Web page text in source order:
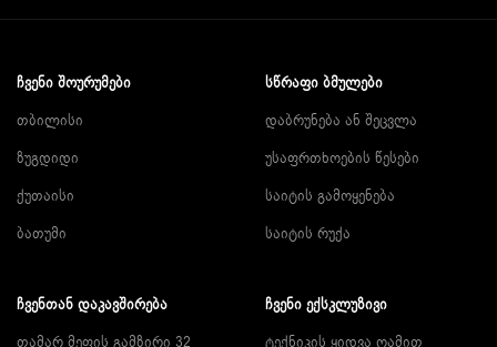
ᲩᲕᲔᲜᲘ ᲨᲝᲣᲠᲣᲛᲔᲑᲘ
თბილისი
ზუგდიდი
ქუთაისი
ბათუმი
ᲡᲬᲠᲐᲤᲘ ᲑᲛᲣᲚᲔᲑᲘ
დაბრუნება ან შეცვლა
უსაფრთხოების წესები
საიტის გამოყენება
საიტის რუქა
ᲩᲕᲔᲜᲗᲐᲜ ᲓᲐᲙᲐᲕᲨᲘᲠᲔᲑᲐ
თამარ მეფის გამზირი 32
ᲩᲕᲔᲜᲘ ᲔᲥᲡᲙᲚᲣᲖᲘᲕᲘ
ტექნიკის ყიდვა ღამით